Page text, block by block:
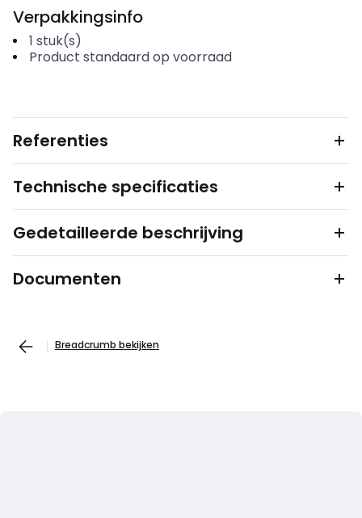
Verpakkingsinfo
1 stuk(s)
Product standaard op voorraad
Referenties
Technische specificaties
Gedetailleerde beschrijving
Documenten
Breadcrumb bekijken